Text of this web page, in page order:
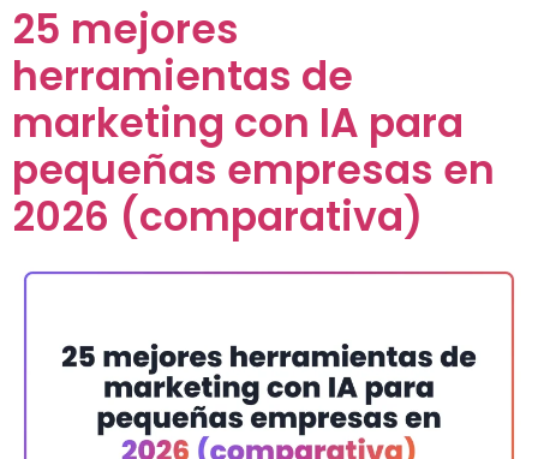
25 mejores
herramientas de
marketing con IA para
pequeñas empresas en
2026 (comparativa)